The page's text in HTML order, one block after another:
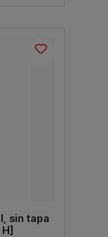
sin tapa